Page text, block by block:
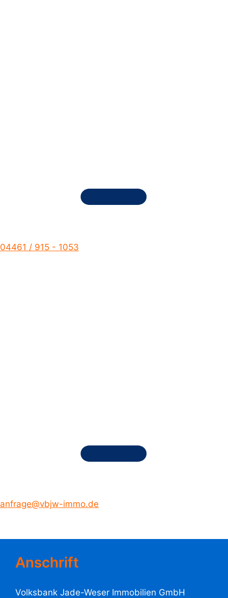
04461 / 915 - 1053
anfrage@vbjw-immo.de
Anschrift
Volksbank Jade-Weser Immobilien GmbH